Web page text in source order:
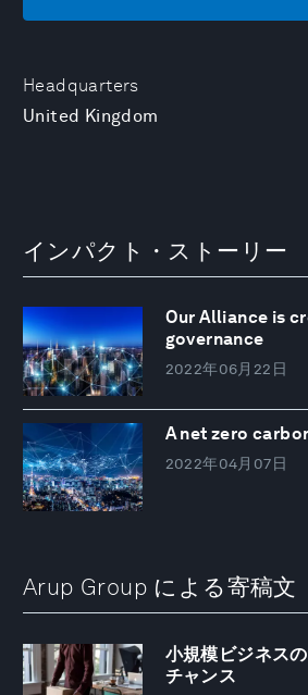
Headquarters
United Kingdom
インパクト・ストーリー
Our Alliance is
governance
2022年06月22日
A net zero
2022年04月07日
Arup Group による寄稿文
小規模ビジネス
チャンス